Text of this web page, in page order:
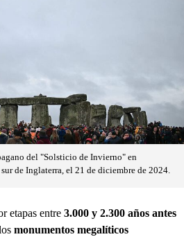
del "Solsticio de Invierno" en
de Inglaterra, el 21 de diciembre de 2024.
etapas entre 3.000 y 2.300 años antes
monumentos megalíticos